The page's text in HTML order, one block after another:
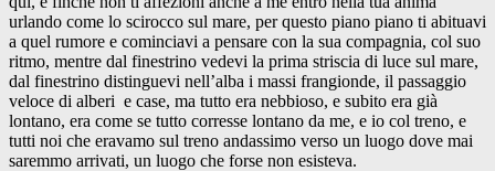
urlando come lo scirocco sul mare, per questo piano piano ti abituavi
a quel rumore e cominciavi a pensare con la sua compagnia, col suo
ritmo, mentre dal finestrino vedevi la prima striscia di luce sul mare,
dal finestrino distinguevi nell’alba i massi frangionde, il passaggio
veloce di alberi e case, ma tutto era nebbioso, e subito era già
lontano, era come se tutto corresse lontano da me, e io col treno, e
tutti noi che eravamo sul treno andassimo verso un luogo dove mai
saremmo arrivati, un luogo che forse non esisteva.